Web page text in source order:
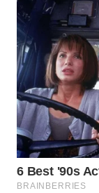
WAHANA
INFRASTRUKTUR
WAHANA
KONSUMEN
WAHANA
LISTRIK
WAHANA
TRAVEL